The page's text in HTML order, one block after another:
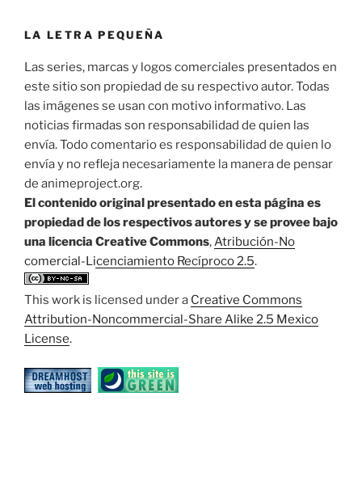
LA LETRA PEQUEÑA
Las series, marcas y logos comerciales presentados en
este sitio son propiedad de su respectivo autor. Todas
las imágenes se usan con motivo informativo. Las
noticias firmadas son responsabilidad de quien las
envía. Todo comentario es responsabilidad de quien lo
envía y no refleja necesariamente la manera de pensar
de animeproject.org.
El contenido original presentado en esta página es
propiedad de los respectivos autores y se provee bajo
una licencia Creative Commons,Atribución-No
comercial-Licenciamiento Recíproco 2.5.
This work is licensed under a Creative Commons
Attribution-Noncommercial-Share Alike 2.5 Mexico
License.